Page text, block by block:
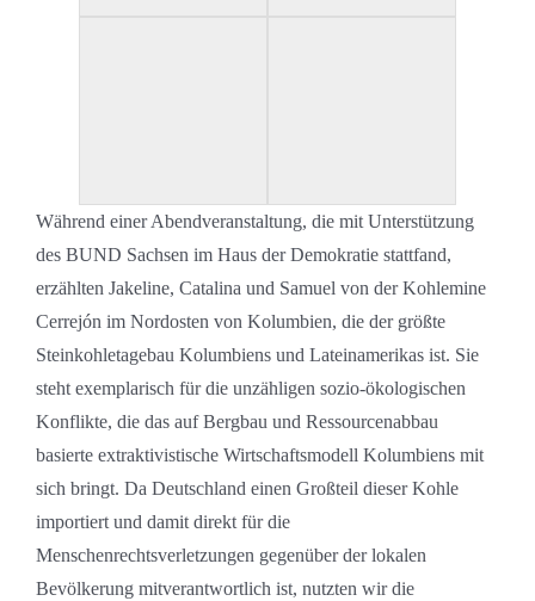
Während einer Abendveranstaltung, die mit Unterstützung
des BUND Sachsen im Haus der Demokratie stattfand,
erzählten Jakeline, Catalina und Samuel von der Kohlemine
Cerrejón im Nordosten von Kolumbien, die der größte
Steinkohletagebau Kolumbiens und Lateinamerikas ist. Sie
steht exemplarisch für die unzähligen sozio-ökologischen
Konflikte, die das auf Bergbau und Ressourcenabbau
basierte extraktivistische Wirtschaftsmodell Kolumbiens mit
sich bringt. Da Deutschland einen Großteil dieser Kohle
importiert und damit direkt für die
Menschenrechtsverletzungen gegenüber der lokalen
Bevölkerung mitverantwortlich ist, nutzten wir die